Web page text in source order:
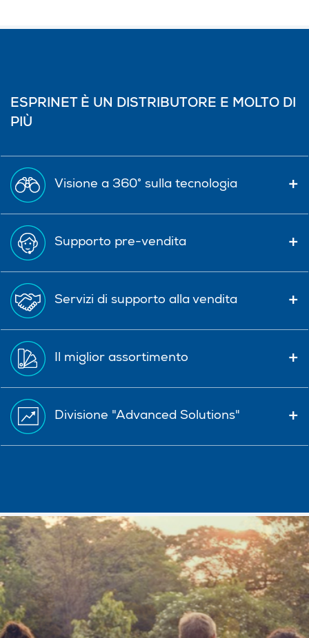
ESPRINET È UN DISTRIBUTORE E MOLTO DI
PIÙ
Visione a 360° sulla tecnologia
Supporto pre-vendita
Servizi di supporto alla vendita
Il miglior assortimento
Divisione "Advanced Solutions"